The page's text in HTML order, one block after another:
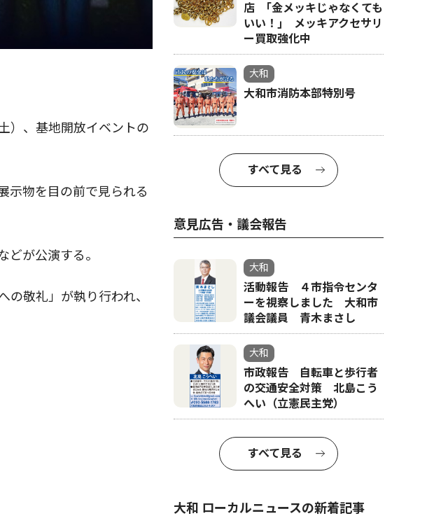
）、基地開放イベントの
示物を目の前で見られる
が公演する。
敬礼」が執り行われ、
店 ｢金メッキじゃなくても
いい！｣ メッキアクセサリ
ー買取強化中
大和
大和市消防本部特別号
すべて見る
意見広告・議会報告
大和
活動報告 ４市指令センタ
ーを視察しました 大和市
議会議員 青木まさし
大和
市政報告 自転車と歩行者
の交通安全対策 北島こう
へい（立憲民主党）
すべて見る
大和 ローカルニュースの新着記事